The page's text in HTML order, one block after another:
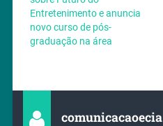
Entretenimento e anuncia
novo curso de pós-
graduação na área
comunicacaoecia